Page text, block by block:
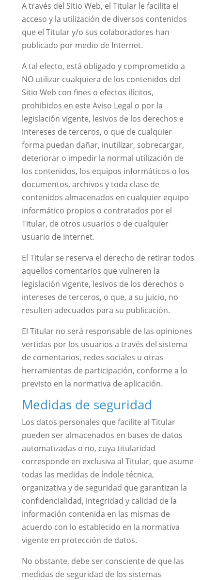
A través del Sitio Web, el Titular le facilita el
acceso y la utilización de diversos contenidos
que el Titular y/o sus colaboradores han
publicado por medio de Internet.
A tal efecto, está obligado y comprometido a
NO utilizar cualquiera de los contenidos del
Sitio Web con fines o efectos ilícitos,
prohibidos en este Aviso Legal o por la
legislación vigente, lesivos de los derechos e
intereses de terceros, o que de cualquier
forma puedan dañar, inutilizar, sobrecargar,
deteriorar o impedir la normal utilización de
los contenidos, los equipos informáticos o los
documentos, archivos y toda clase de
contenidos almacenados en cualquier equipo
informático propios o contratados por el
Titular, de otros usuarios o de cualquier
usuario de Internet.
El Titular se reserva el derecho de retirar todos
aquellos comentarios que vulneren la
legislación vigente, lesivos de los derechos o
intereses de terceros, o que, a su juicio, no
resulten adecuados para su publicación.
El Titular no será responsable de las opiniones
vertidas por los usuarios a través del sistema
de comentarios, redes sociales u otras
herramientas de participación, conforme a lo
previsto en la normativa de aplicación.
Medidas de seguridad
Los datos personales que facilite al Titular
pueden ser almacenados en bases de datos
automatizadas o no, cuya titularidad
corresponde en exclusiva al Titular, que asume
todas las medidas de índole técnica,
organizativa y de seguridad que garantizan la
confidencialidad, integridad y calidad de la
información contenida en las mismas de
acuerdo con lo establecido en la normativa
vigente en protección de datos.
No obstante, debe ser consciente de que las
medidas de seguridad de los sistemas